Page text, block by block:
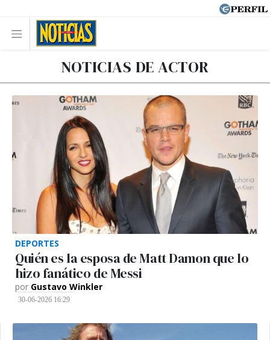
NOTICIAS DE ACTOR
DEPORTES
Quién es la esposa de Matt Damon que lo
hizo fanático de Messi
por Gustavo Winkler
30-06-2026 16:29